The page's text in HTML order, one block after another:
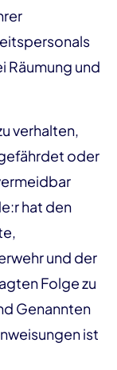
Räumung und
verhalten,
oder
hat den
und der
Folge zu
Genannten
ist